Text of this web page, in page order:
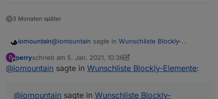
3 Monaten später
iomountain@iomountain sagte in Wunschliste Blockly-
Was ich noch brauchen könnte:
ein Element zu bekommen?
P
Offline
perryschrieb am 5. Jan. 2021, 10:36
zuletzt editiert von perry 1. Juli 2021, 07:52
@iomountain sagte in Wunschliste Blockly-Elemente:
@iomountain sagte in Wunschliste Blockly-